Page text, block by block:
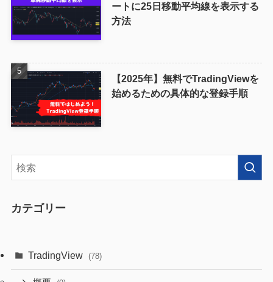
ートに25日移動平均線を表示する
方法
【2025年】無料でTradingViewを
始めるための具体的な登録手順
カテゴリー
TradingView (78)